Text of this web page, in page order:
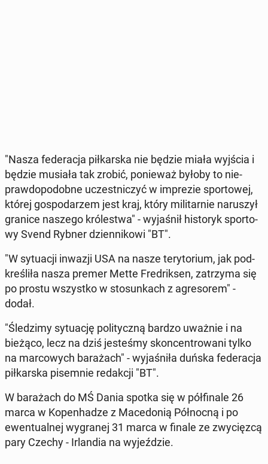
"Nasza fe­de­ra­cja pił­kar­ska nie będzie miała wyjścia i
będzie musiała tak zrobić, po­nie­waż byłoby to nie­
praw­do­po­dob­ne uczest­ni­czyć w im­pre­zie spor­to­wej,
której go­spo­da­rzem jest kraj, który mi­li­tar­nie na­ru­szył
granice naszego kró­le­stwa" - wy­ja­śnił hi­sto­ryk spor­to­
wy Svend Rybner dzien­ni­ko­wi "BT".
"W sy­tu­acji inwazji USA na nasze te­ry­to­rium, jak pod­
kre­śli­ła nasza premer Mette Fre­drik­sen, za­trzy­ma się
po prostu wszyst­ko w sto­sun­kach z agre­so­rem" -
dodał.
"Śle­dzi­my sy­tu­ację po­li­tycz­ną bardzo uważnie i na
bieżąco, lecz na dziś je­ste­śmy skon­cen­tro­wa­ni tylko
na mar­co­wych ba­ra­żach" - wy­ja­śni­ła duńska fe­de­ra­cja
pił­kar­ska pi­sem­nie re­dak­cji "BT".
W ba­ra­żach do MŚ Dania spotka się w pół­fi­na­le 26
marca w Ko­pen­ha­dze z Ma­ce­do­nią Pół­noc­ną i po
ewen­tu­al­nej wy­gra­nej 31 marca w finale ze zwy­cięz­cą
pary Czechy - Ir­lan­dia na wy­jeź­dzie.